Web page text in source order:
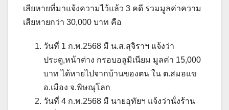
เสียหายที่มาแจ้งความไว้แล้ว 3 คดี รวมมูลค่าความ
เสียหายกว่า 30,000 บาท คือ
วันที่ 1 ก.พ.2568 มี น.ส.สุจิราฯ แจ้งว่า
ประตู,หน้าต่าง กรอบอลูมิเนียม มูลค่า 15,000
บาท ได้หายไปจากบ้านของตน ใน ต.สมอแข
อ.เมือง จ.พิษณุโลก
วันที่ 4 ก.พ.2568 มี นายอุทัยฯ แจ้งว่านั่งร้าน